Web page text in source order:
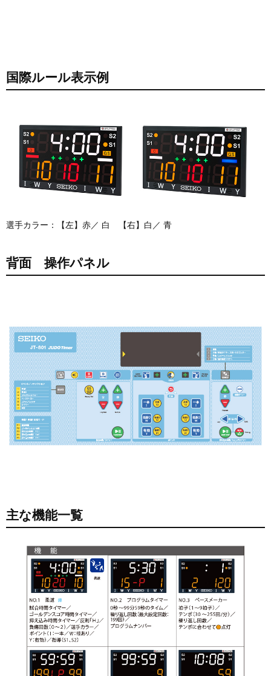
国際ルール表示例
選手カラー：【左】赤／ 白 【右】白／ 青
背面 操作パネル
主な機能一覧